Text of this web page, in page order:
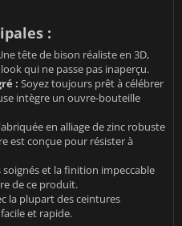
:
tête de bison réaliste en 3D,
qui ne passe pas inaperçu.
: Soyez toujours prêt à célébrer
intègre un ouvre-bouteille
en alliage de zinc robuste
est conçue pour résister à
soignés et la finition impeccable
de ce produit.
la plupart des ceintures
et rapide.